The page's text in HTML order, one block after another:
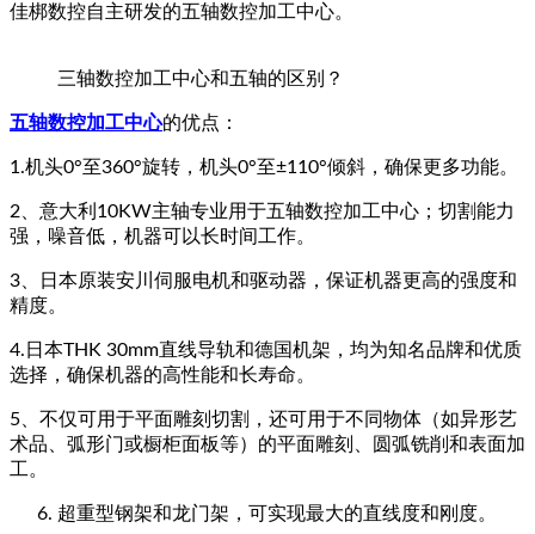
佳梆数控自主研发的五轴数控加工中心。
三轴数控加工中心和五轴的区别？
五轴数控加工中心的优点：
1.机头0°至360°旋转，机头0°至±110°倾斜，确保更多功能。
2、意大利10KW主轴专业用于五轴数控加工中心；切割能力
强，噪音低，机器可以长时间工作。
3、日本原装安川伺服电机和驱动器，保证机器更高的强度和
精度。
4.日本THK 30mm直线导轨和德国机架，均为知名品牌和优质
选择，确保机器的高性能和长寿命。
5、不仅可用于平面雕刻切割，还可用于不同物体（如异形艺
术品、弧形门或橱柜面板等）的平面雕刻、圆弧铣削和表面加
工。
超重型钢架和龙门架，可实现最大的直线度和刚度。